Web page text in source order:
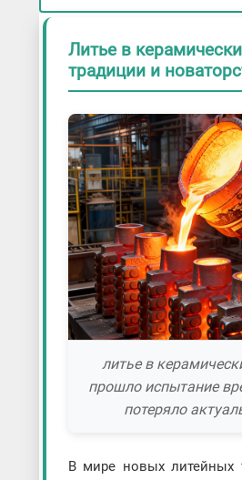
Литье в
традиции и
литье в
прошло испытание
потеряло
В мире новых литейных